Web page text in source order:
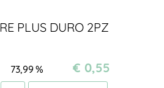
PLUS DURO 2PZ
%
73,99 € 0,55